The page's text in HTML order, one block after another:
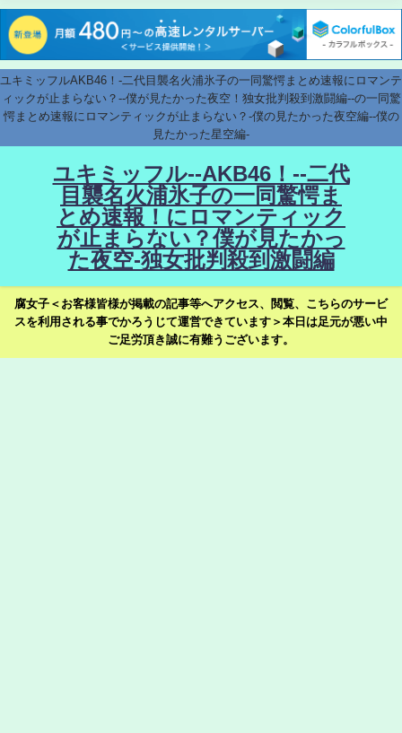
ユキミッフルAKB46！-二代目襲名火浦氷子の一同驚愕まとめ速報にロマンテ
ィックが止まらない？--僕が見たかった夜空！独女批判殺到激闘編--の一同驚
愕まとめ速報にロマンティックが止まらない？-僕の見たかった夜空編--僕の
見たかった星空編-
ユキミッフル--AKB46！--二代
目襲名火浦氷子の一同驚愕ま
とめ速報！にロマンティック
が止まらない？僕が見たかっ
た夜空-独女批判殺到激闘編
腐女子＜お客様皆様が掲載の記事等へアクセス、閲覧、こちらのサービ
スを利用される事でかろうじて運営できています＞本日は足元が悪い中
ご足労頂き誠に有難うございます。